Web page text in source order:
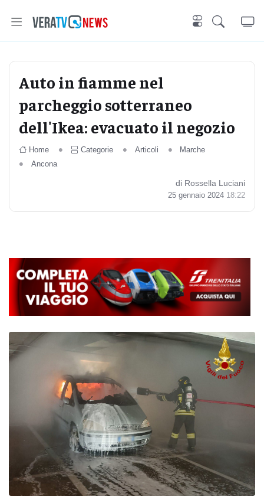
Auto in fiamme nel
parcheggio sotterraneo
dell'Ikea: evacuato il negozio
Home Categorie Articoli
Marche
Ancona
di Rossella Luciani
25 gennaio 2024 18:22